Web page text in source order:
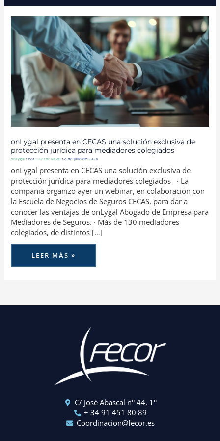
onLygal presenta en CECAS una solución exclusiva de
protección jurídica para mediadores colegiados
onLygal/ PorS. Fecor News/8 de julio de 2026
onLygal presenta en CECAS una solución exclusiva de
protección jurídica para mediadores colegiados · La
compañía organizó ayer un webinar, en colaboración con
la Escuela de Negocios de Seguros CECAS, para dar a
conocer las ventajas de onLygal Abogado de Empresa para
Mediadores de Seguros. · Más de 130 mediadores
colegiados, de distintos […]
ONLYGAL
PRESENTA
EN
CECAS
UNA
SOLUCIÓN
EXCLUSIVA
DE
PROTECCIÓN
JURÍDICA
PARA
MEDIADORES
COLEGIADOS
LEER MÁS »
C/ José Abascal n° 44, 1°
+ 34 91 451 80 89
Coordinacion@fecor.es